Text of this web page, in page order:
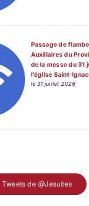
Passage de
Auxiliaires du
de la messe du 31
l’église Saint-
le 31 juillet 2026
Tweets de @Jesuites